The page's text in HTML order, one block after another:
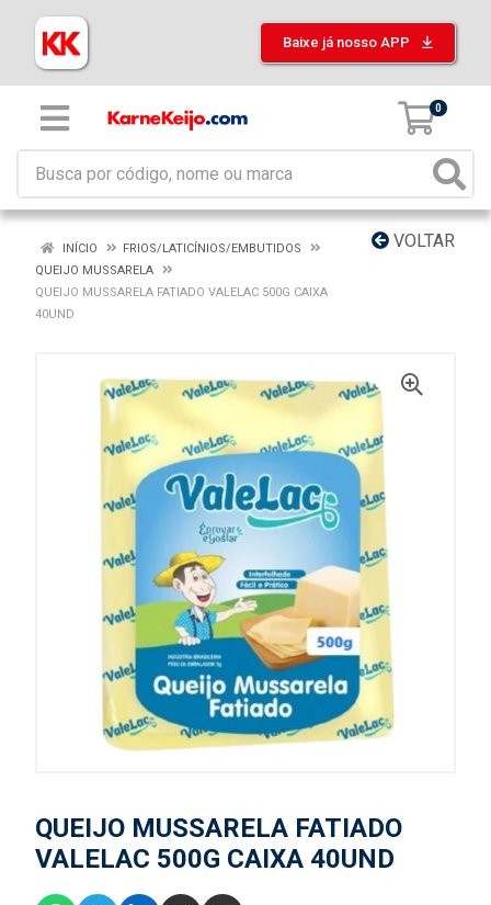
Baixe já nosso APP
0
VOLTAR
INÍCIO
FRIOS/LATICÍNIOS/EMBUTIDOS
QUEIJO MUSSARELA
QUEIJO MUSSARELA FATIADO VALELAC 500G CAIXA
40UND
QUEIJO MUSSARELA FATIADO
VALELAC 500G CAIXA 40UND